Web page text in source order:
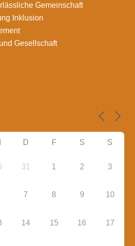
Gemeinschaft
Inklusion
Gesellschaft
D F S S
31 1 2 3
7 8 9 10
14 15 16 17